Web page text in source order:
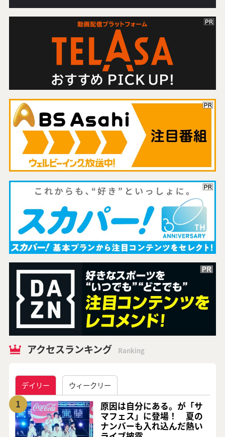
アクセスランキング Ranking
デイリー ウィークリー
1
原因は自分にある。が「サ
マフェス」に登場！ 夏の
ナンバーも入れ込んだ熱い